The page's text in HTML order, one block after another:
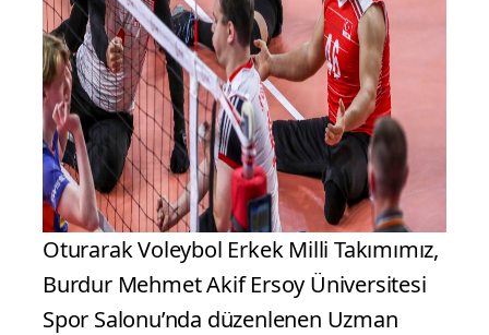
Oturarak Voleybol Erkek Milli Takımımız,
Burdur Mehmet Akif Ersoy Üniversitesi
Spor Salonu’nda düzenlenen Uzman